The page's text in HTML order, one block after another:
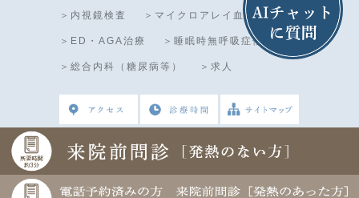
＞内視鏡検査 ＞マイクロアレイ血液検査
＞ED・AGA治療 ＞睡眠時無呼吸症候群
＞総合内科（糖尿病等） ＞求人
津島市で内視鏡検査やCT検査、糖尿病治療をご希望の
方奥村クリニックまでお気軽にご来院下さい。 ©奥村